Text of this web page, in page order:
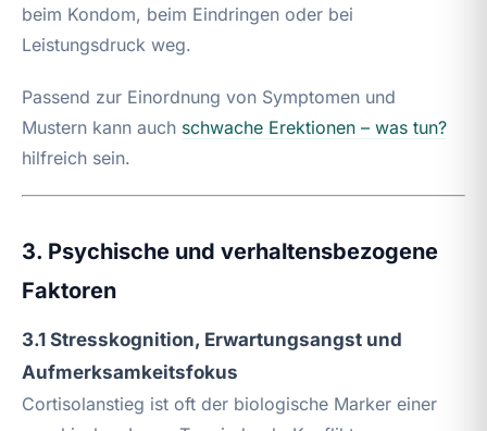
beim Kondom, beim Eindringen oder bei
Leistungsdruck weg.
Passend zur Einordnung von Symptomen und
Mustern kann auch schwache Erektionen – was tun?
hilfreich sein.
3. Psychische und verhaltensbezogene
Faktoren
3.1 Stresskognition, Erwartungsangst und
Aufmerksamkeitsfokus
Cortisolanstieg ist oft der biologische Marker einer